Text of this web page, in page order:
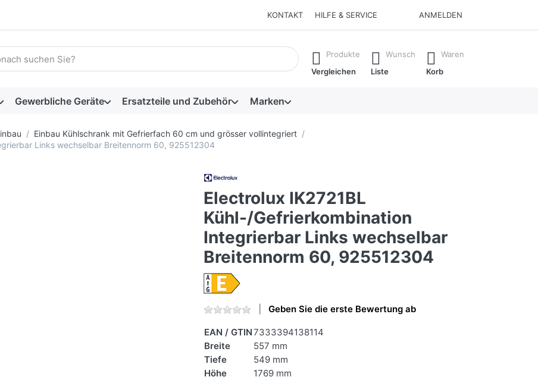
KONTAKT HILFE & SERVICE ANMELDEN
einen Suchbegriff ein. Während Sie tippen, erscheinen automatisch erste Ergebnisse. Drücken Sie die Eingabetaste, um alle
Produkte
Vergleichen
Wunsch
Liste
Waren
Korb
Gewerbliche Geräte Ersatzteile und Zubehör Marken
Einbau Kühlschrank mit Gefrierfach 60 cm und grösser vollintegriert
Links wechselbar Breitennorm 60, 925512304
Electrolux IK2721BL
Kühl-/Gefrierkombination
Integrierbar Links wechselbar
Breitennorm 60, 925512304
Geben Sie die erste Bewertung ab
EAN / GTIN7333394138114
Breite
557 mm
Tiefe
549 mm
Höhe
1769 mm